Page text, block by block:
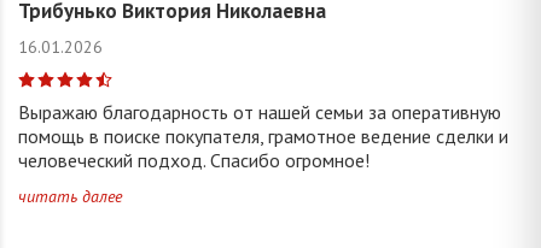
Трибунько Виктория Николаевна
16.01.2026
Выражаю благодарность от нашей семьи за оперативную
помощь в поиске покупателя, грамотное ведение сделки и
человеческий подход. Спасибо огромное!
читать далее